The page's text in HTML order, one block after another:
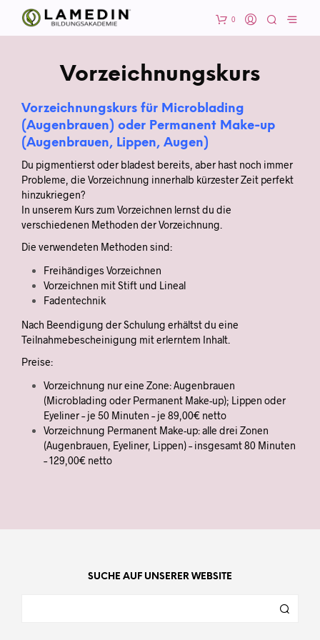
0
Vorzeichnungskurs
Vorzeichnungskurs für Microblading
(Augenbrauen) oder Permanent Make-up
(Augenbrauen, Lippen, Augen)
Du pigmentierst oder bladest bereits, aber hast noch immer
Probleme, die Vorzeichnung innerhalb kürzester Zeit perfekt
hinzukriegen?
In unserem Kurs zum Vorzeichnen lernst du die
verschiedenen Methoden der Vorzeichnung.
Die verwendeten Methoden sind:
Freihändiges Vorzeichnen
Vorzeichnen mit Stift und Lineal
Fadentechnik
Nach Beendigung der Schulung erhältst du eine
Teilnahmebescheinigung mit erlerntem Inhalt.
Preise:
Vorzeichnung nur eine Zone: Augenbrauen
(Microblading oder Permanent Make-up); Lippen oder
Eyeliner – je 50 Minuten – je 89,00€ netto
Vorzeichnung Permanent Make-up: alle drei Zonen
(Augenbrauen, Eyeliner, Lippen) – insgesamt 80 Minuten
– 129,00€ netto
SUCHE AUF UNSERER WEBSITE